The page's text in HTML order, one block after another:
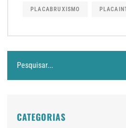
PLACABRUXISMO
CATEGORIAS